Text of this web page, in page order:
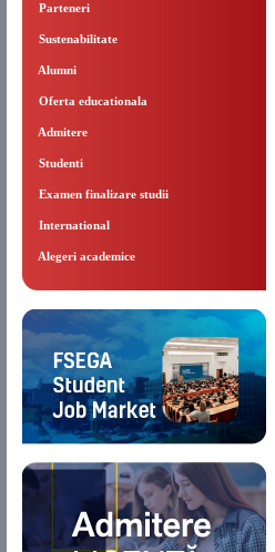
Parteneri
Sustenabilitate
Alumni
Oferta educationala
Admitere
Studenti
Examen finalizare studii
International
Alegeri academice